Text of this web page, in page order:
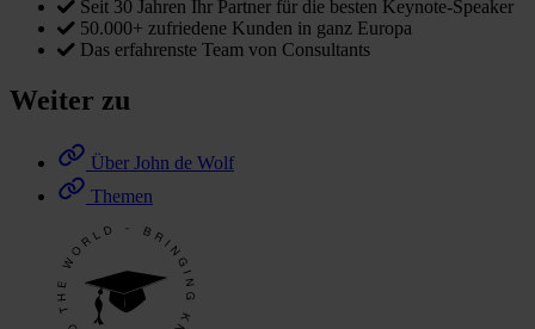
Seit 30 Jahren Ihr Partner für die besten Keynote-Speaker
50.000+ zufriedene Kunden in ganz Europa
Das erfahrenste Team von Consultants
Weiter zu
Über John de Wolf
Themen